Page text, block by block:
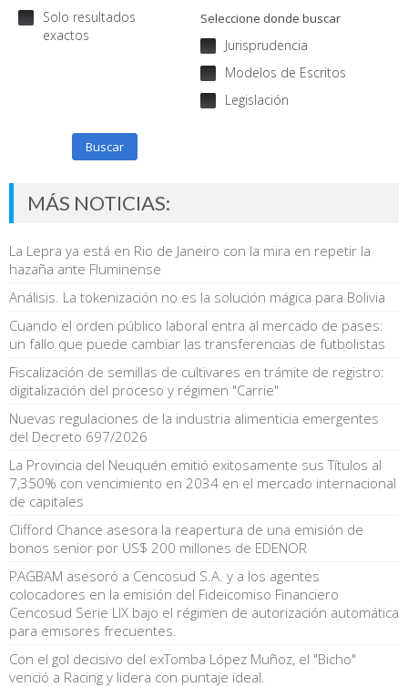
Solo resultados
exactos
Seleccione donde buscar
Jurisprudencia
Modelos de Escritos
Legislación
Buscar
MÁS NOTICIAS:
La Lepra ya está en Rio de Janeiro con la mira en repetir la
hazaña ante Fluminense
Análisis. La tokenización no es la solución mágica para Bolivia
Cuando el orden público laboral entra al mercado de pases:
un fallo que puede cambiar las transferencias de futbolistas
Fiscalización de semillas de cultivares en trámite de registro:
digitalización del proceso y régimen "Carrie"
Nuevas regulaciones de la industria alimenticia emergentes
del Decreto 697/2026
La Provincia del Neuquén emitió exitosamente sus Títulos al
7,350% con vencimiento en 2034 en el mercado internacional
de capitales
Clifford Chance asesora la reapertura de una emisión de
bonos senior por US$ 200 millones de EDENOR
PAGBAM asesoró a Cencosud S.A. y a los agentes
colocadores en la emisión del Fideicomiso Financiero
Cencosud Serie LIX bajo el régimen de autorización automática
para emisores frecuentes.
Con el gol decisivo del exTomba López Muñoz, el "Bicho"
venció a Racing y lidera con puntaje ideal.